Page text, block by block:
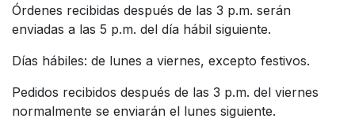
Órdenes recibidas después de las 3 p.m. serán
enviadas a las 5 p.m. del día hábil siguiente.
Días hábiles: de lunes a viernes, excepto festivos.
Pedidos recibidos después de las 3 p.m. del viernes
normalmente se enviarán el lunes siguiente.